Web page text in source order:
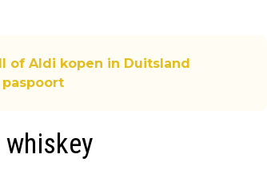
of Aldi kopen in Duitsland